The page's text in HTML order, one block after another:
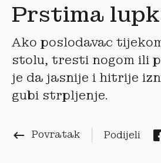
Prstima
Ako poslodavac
stolu, tresti nogom ili
je da jasnije i hitrije
gubi strpljenje.
keyboard_backspace Povratak Podijeli